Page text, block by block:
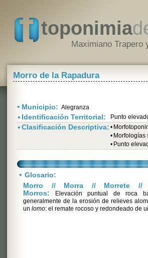
toponimia
Maximiano Trapero
Morro de la Rapadura
• Municipio: Alegranza
• Identificación Territorial: Punto
•Clasificación Descriptiva: •
• Morfologías
• Punto
• Glosario:
Morro // Morra // Morrete //
Morros: Elevación puntual de roca
generalmente de la erosión de relieves
un lomo: el remate rocoso y redondeado de